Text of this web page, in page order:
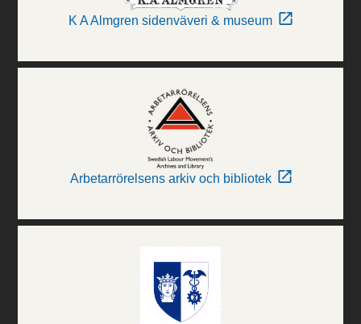
K A Almgren sidenväveri & museum
Arbetarrörelsens arkiv och bibliotek